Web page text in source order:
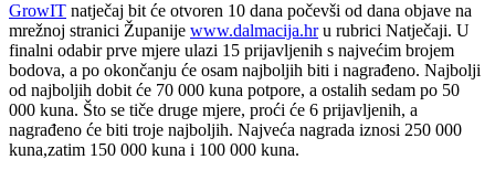
GrowIT natječaj bit će otvoren 10 dana počevši od dana objave na
mrežnoj stranici Županije www.dalmacija.hru rubrici Natječaji. U
finalni odabir prve mjere ulazi 15 prijavljenih s najvećim brojem
bodova, a po okončanju će osam najboljih biti i nagrađeno. Najbolji
od najboljih dobit će 70 000 kuna potpore, a ostalih sedam po 50
000 kuna. Što se tiče druge mjere, proći će 6 prijavljenih, a
nagrađeno će biti troje najboljih. Najveća nagrada iznosi 250 000
kuna,zatim 150 000 kuna i 100 000 kuna.